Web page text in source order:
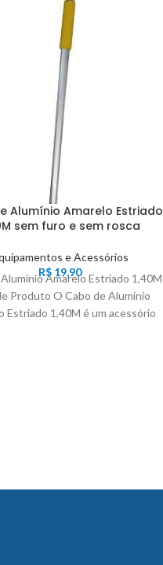
Alumínio Amarelo Estriado
sem furo e sem rosca
e Acessórios
R$ 19,90
Amarelo Estriado 1,40M
Produto O Cabo de Alumínio
Estriado 1,40M é um acessório